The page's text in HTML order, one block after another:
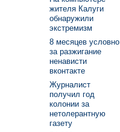
жителя Калуги
обнаружили
экстремизм
8 месяцев условно
за разжигание
ненависти
вконтакте
Журналист
получил год
колонии за
нетолерантную
газету